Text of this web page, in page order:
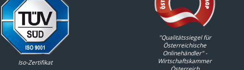
Iso-Zertifikat
"Qualitätssiegel für
Österreichische
Onlinehändler" -
Wirtschaftskammer